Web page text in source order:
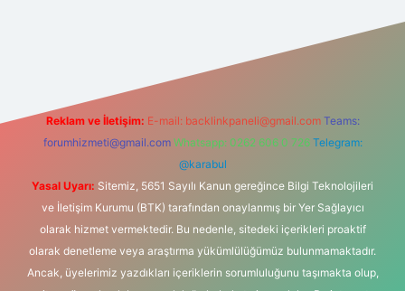
Reklam ve İletişim: E-mail: backlinkpaneli@gmail.com Teams:
forumhizmeti@gmail.com Whatsapp: 0262 606 0 726 Telegram:
@karabul
Yasal Uyarı: Sitemiz, 5651 Sayılı Kanun gereğince Bilgi Teknolojileri
ve İletişim Kurumu (BTK) tarafından onaylanmış bir Yer Sağlayıcı
olarak hizmet vermektedir. Bu nedenle, sitedeki içerikleri proaktif
olarak denetleme veya araştırma yükümlülüğümüz bulunmamaktadır.
Ancak, üyelerimiz yazdıkları içeriklerin sorumluluğunu taşımakta olup,